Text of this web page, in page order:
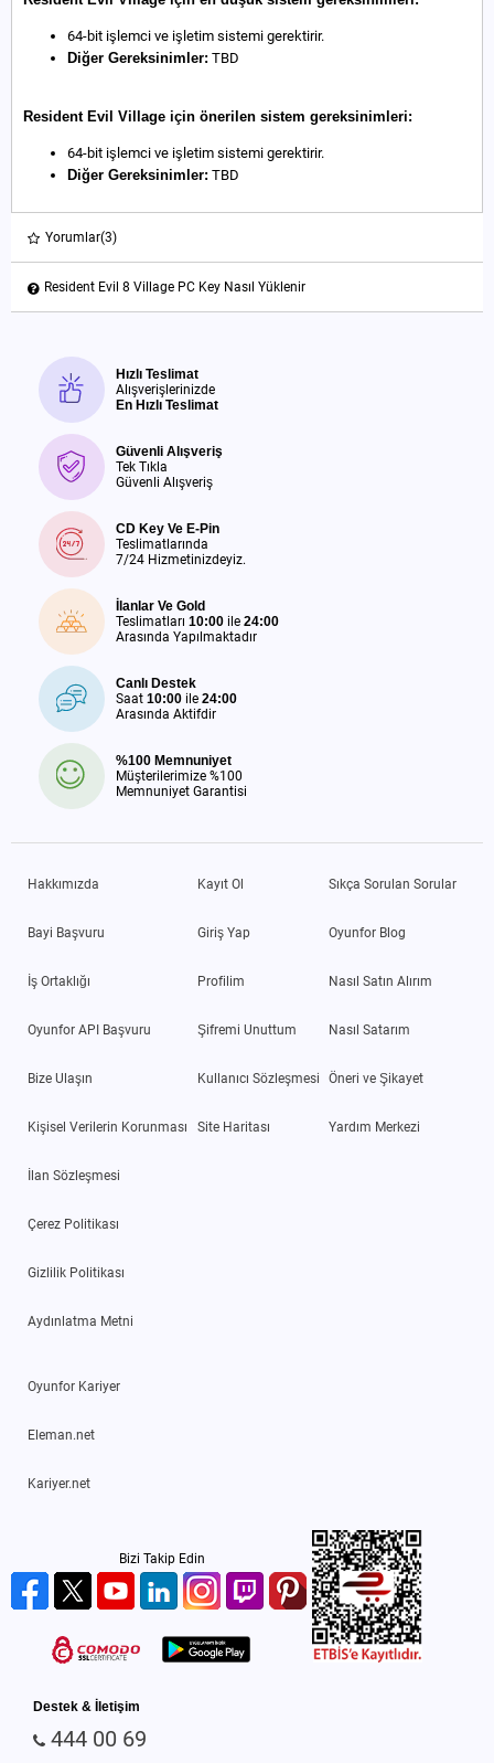
64-bit işlemci ve işletim sistemi gerektirir.
Diğer Gereksinimler: TBD
Resident Evil Village için önerilen sistem gereksinimleri:
64-bit işlemci ve işletim sistemi gerektirir.
Diğer Gereksinimler: TBD
Yorumlar(3)
Resident Evil 8 Village PC Key Nasıl Yüklenir
Hızlı Teslimat
Alışverişlerinizde
En Hızlı Teslimat
Güvenli Alışveriş
Tek Tıkla
Güvenli Alışveriş
CD Key Ve E-Pin
Teslimatlarında
7/24 Hizmetinizdeyiz.
İlanlar Ve Gold
Teslimatları 10:00 ile 24:00
Arasında Yapılmaktadır
Canlı Destek
Saat 10:00 ile 24:00
Arasında Aktifdir
%100 Memnuniyet
Müşterilerimize %100
Memnuniyet Garantisi
Hakkımızda
Bayi Başvuru
İş Ortaklığı
Oyunfor API Başvuru
Bize Ulaşın
Kişisel Verilerin Korunması
İlan Sözleşmesi
Çerez Politikası
Gizlilik Politikası
Aydınlatma Metni
Kayıt Ol
Giriş Yap
Profilim
Şifremi Unuttum
Kullanıcı Sözleşmesi
Site Haritası
Sıkça Sorulan Sorular
Oyunfor Blog
Nasıl Satın Alırım
Nasıl Satarım
Öneri ve Şikayet
Yardım Merkezi
Oyunfor Kariyer
Eleman.net
Kariyer.net
Bizi Takip Edin
Destek & İletişim
444 00 69